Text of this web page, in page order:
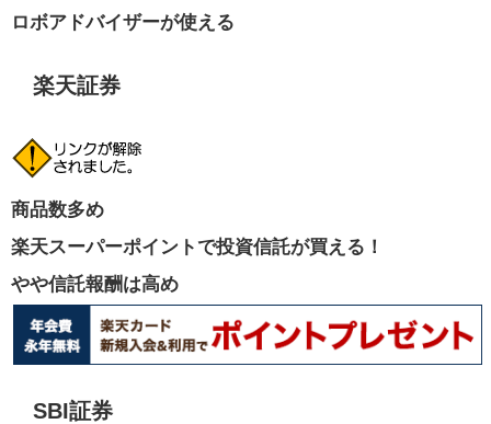
ロボアドバイザーが使える
楽天証券
商品数多め
楽天スーパーポイントで投資信託が買える！
やや信託報酬は高め
SBI証券